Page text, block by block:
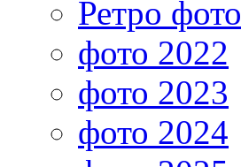
Ретро фото
фото 2022
фото 2023
фото 2024